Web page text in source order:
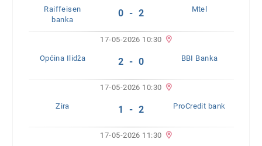
Raiffeisen
banka
0 - 2 Mtel
17-05-2026 10:30
Općina Ilidža 2 - 0 BBI Banka
17-05-2026 10:30
Zira 1 - 2 ProCredit bank
17-05-2026 11:30